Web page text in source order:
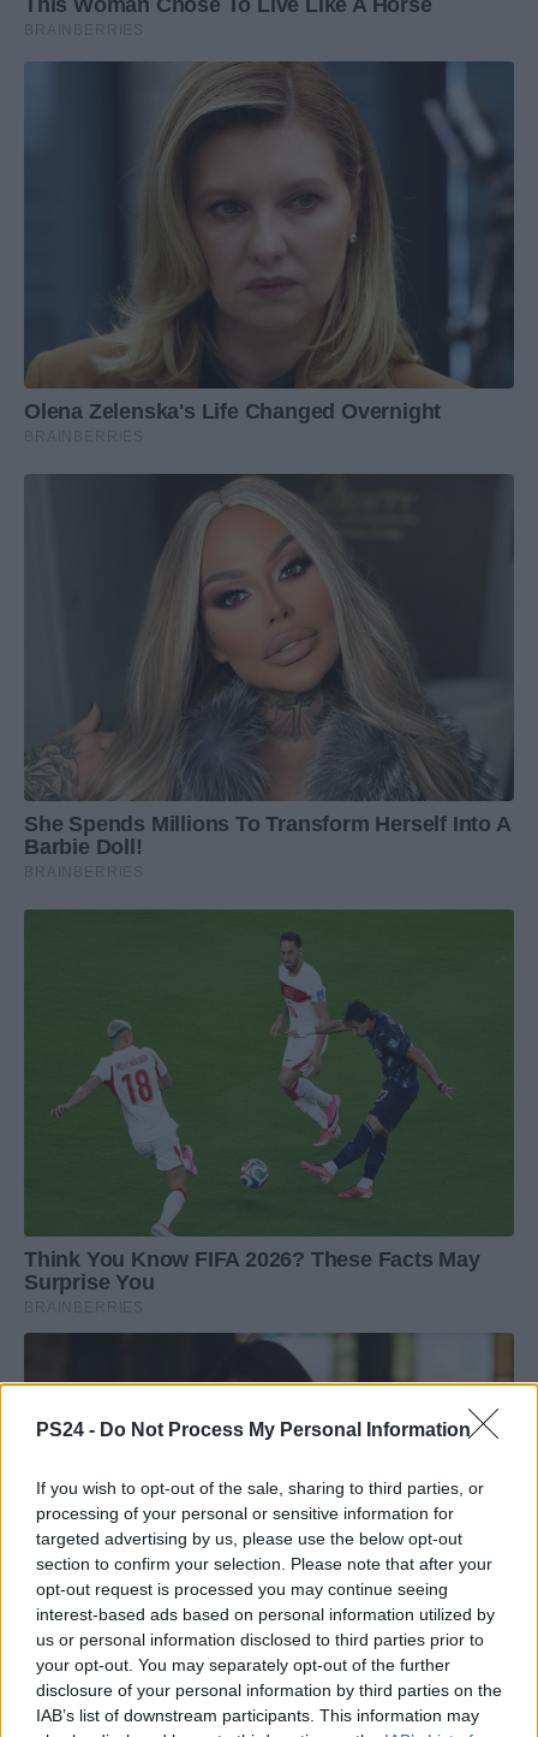
PS24 - Do Not Process My Personal Information
If you wish to opt-out of the sale, sharing to third parties, or
processing of your personal or sensitive information for
targeted advertising by us, please use the below opt-out
section to confirm your selection. Please note that after your
opt-out request is processed you may continue seeing
interest-based ads based on personal information utilized by
us or personal information disclosed to third parties prior to
your opt-out. You may separately opt-out of the further
disclosure of your personal information by third parties on the
IAB’s list of downstream participants. This information may